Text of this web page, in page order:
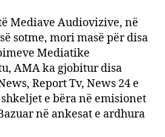
e
e
tyre
Mediave Audiovizive, në
sotme, mori masë për disa
Mediatike
AMA ka gjobitur disa
Report Tv, News 24 e
e bëra në emisionet
në ankesat e ardhura